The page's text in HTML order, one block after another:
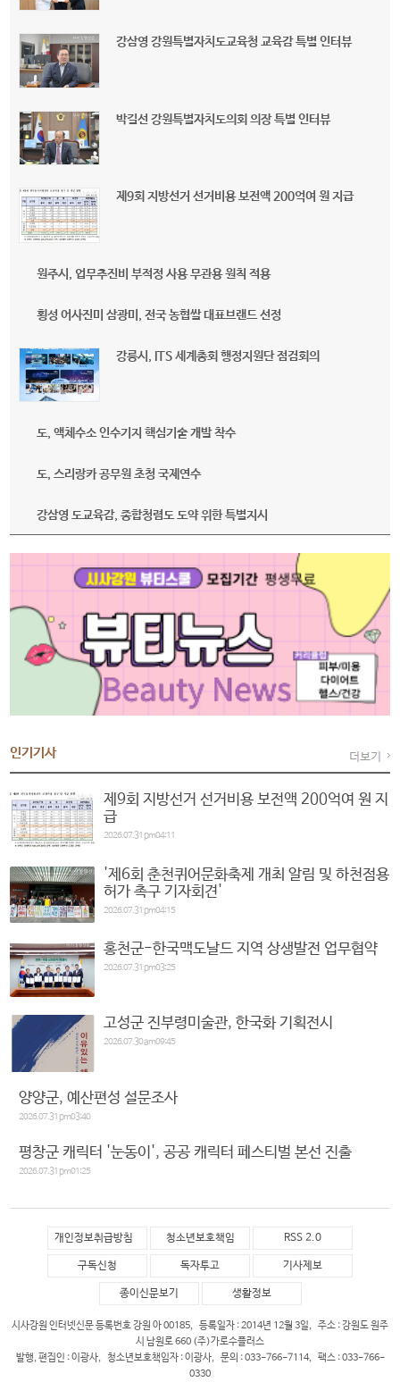
강삼영 강원특별자치도교육청 교육감 특별 인터뷰
박길선 강원특별자치도의회 의장 특별 인터뷰
제9회 지방선거 선거비용 보전액 200억여 원 지급
원주시, 업무추진비 부적정 사용 무관용 원칙 적용
횡성 어사진미 삼광미, 전국 농협쌀 대표브랜드 선정
강릉시, ITS 세계총회 행정지원단 점검회의
도, 액체수소 인수기지 핵심기술 개발 착수
도, 스리랑카 공무원 초청 국제연수
강삼영 도교육감, 종합청렴도 도약 위한 특별지시
인기기사
제9회 지방선거 선거비용 보전액 200억여 원 지
급
2026.07.31 pm04:11
'제6회 춘천퀴어문화축제 개최 알림 및 하천점용
허가 촉구 기자회견'
2026.07.31 pm04:15
홍천군-한국맥도날드 지역 상생발전 업무협약
2026.07.31 pm03:25
고성군 진부령미술관, 한국화 기획전시
2026.07.30 am09:45
양양군, 예산편성 설문조사
2026.07.31 pm03:40
평창군 캐릭터 '눈동이', 공공 캐릭터 페스티벌 본선 진출
2026.07.31 pm01:25
개인정보취급방침 청소년보호책임 RSS 2.0
구독신청 독자투고 기사제보
종이신문보기 생활정보
시사강원 인터넷신문 등록번호 강원 아 00185, 등록일자 : 2014년 12월 3일, 주소 : 강원도 원주
시 남원로 660 (주)가로수플러스
발행, 편집인 : 이광사, 청소년보호책임자 : 이광사, 문의 : 033-766-7114, 팩스 : 033-766-
0330